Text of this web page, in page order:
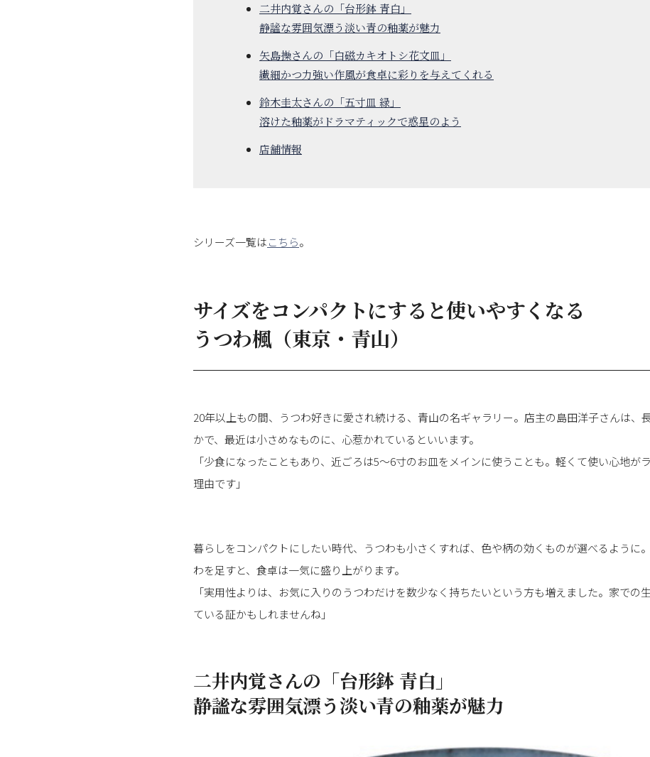
二井内覚さんの「台形鉢 青白」
静謐な雰囲気漂う淡い青の釉薬が魅力
矢島操さんの「白磁カキオトシ花文皿」
繊細かつ力強い作風が食卓に彩りを与えてくれる
鈴木圭太さんの「五寸皿 緑」
溶けた釉薬がドラマティックで惑星のよう
店舗情報
シリーズ一覧はこちら。
サイズをコンパクトにすると使いやすくなる
うつわ楓（東京・青山）
20年以上もの間、うつわ好きに愛され続ける、青山の名ギャラリー。店主の島田洋子さんは、
かで、最近は小さめなものに、心惹かれているといいます。
「少食になったこともあり、近ごろは5～6寸のお皿をメインに使うことも。軽くて使い心地が
理由です」
暮らしをコンパクトにしたい時代、うつわも小さくすれば、色や柄の効くものが選べるように
わを足すと、食卓は一気に盛り上がります。
「実用性よりは、お気に入りのうつわだけを数少なく持ちたいという方も増えました。家での
ている証かもしれませんね」
二井内覚さんの「台形鉢 青白」
静謐な雰囲気漂う淡い青の釉薬が魅力